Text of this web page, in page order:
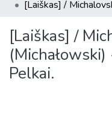
[Laiškas] /
Pelkai.